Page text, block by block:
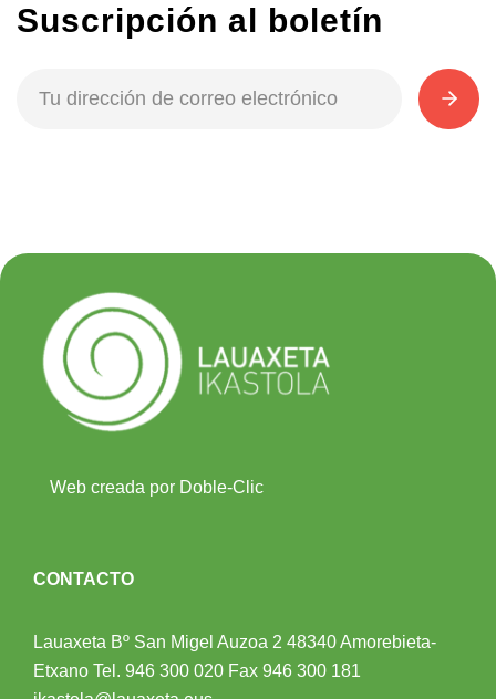
Suscripción al boletín
Web creada por Doble-Clic
CONTACTO
Lauaxeta Bº San Migel Auzoa 2 48340 Amorebieta-
Etxano Tel. 946 300 020 Fax 946 300 181